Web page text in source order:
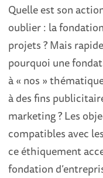
Quelle est son
oublier : la
projets ? Mais
pourquoi une
à « nos »
à des fins
marketing ? Les
compatibles avec
ce éthiquement
fondation